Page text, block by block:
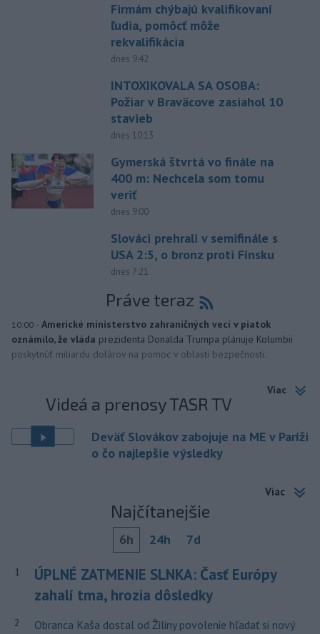
Firmám chýbajú kvalifikovaní
ľudia, pomôcť môže
rekvalifikácia
dnes 9:42
INTOXIKOVALA SA OSOBA:
Požiar v Braväcove zasiahol 10
stavieb
dnes 10:13
Gymerská štvrtá vo finále na
400 m: Nechcela som tomu
veriť
dnes 9:00
Slováci prehrali v semifinále s
USA 2:5, o bronz proti Fínsku
dnes 7:21
Práve teraz
10:00 - Americké ministerstvo zahraničných vecí v piatok
oznámilo, že vláda prezidenta Donalda Trumpa plánuje Kolumbii
poskytnúť miliardu dolárov na pomoc v oblasti bezpečnosti.
Viac
Videá a prenosy TASR TV
Deväť Slovákov zabojuje na ME v Paríži
o čo najlepšie výsledky
Viac
Najčítanejšie
6h 24h 7d
1
ÚPLNÉ ZATMENIE SLNKA: Časť Európy
zahalí tma, hrozia dôsledky
2
Obranca Kaša dostal od Žiliny povolenie hľadať si nový